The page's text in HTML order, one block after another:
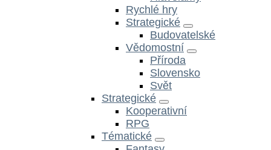
Rychlé hry
Strategické
Budovatelské
Vědomostní
Příroda
Slovensko
Svět
Strategické
Kooperativní
RPG
Tématické